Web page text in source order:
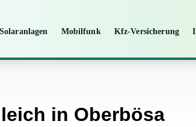
Solaranlagen Mobilfunk Kfz-Versicherung
in Oberbösa